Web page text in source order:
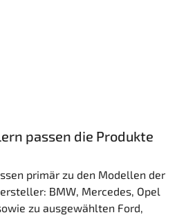
passen die Produkte
primär zu den Modellen der
BMW, Mercedes, Opel
zu ausgewählten Ford,